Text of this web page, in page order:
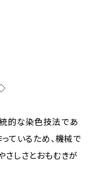
的な染色技法であ
ているため、機械で
さしさとおもむきが